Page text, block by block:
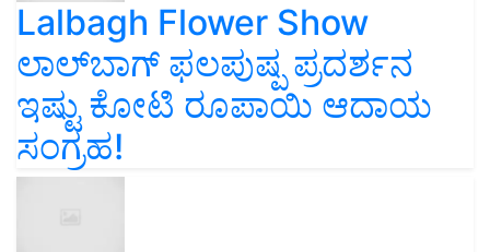
Lalbagh Flower Show
ಲಾಲ್‌ಬಾಗ್ ಫಲಪುಷ್ಪ ಪ್ರದರ್ಶನ
ಇಷ್ಟು ಕೋಟಿ ರೂಪಾಯಿ ಆದಾಯ
ಸಂಗ್ರಹ!